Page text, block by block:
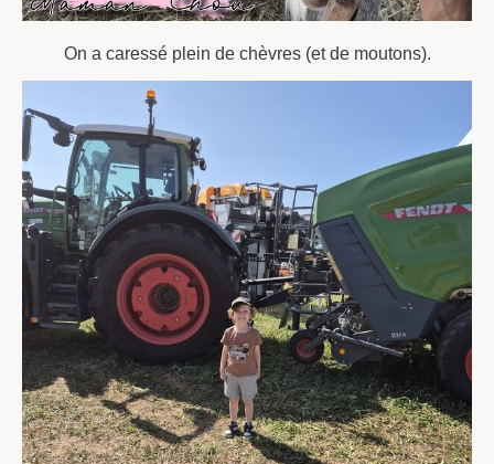
On a caressé plein de chèvres (et de moutons).